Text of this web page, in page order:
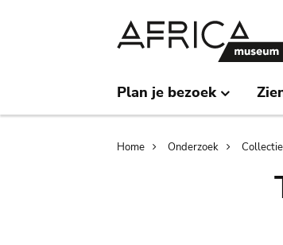
Plan je bezoek
Breadcrumb
Home Onderzoek